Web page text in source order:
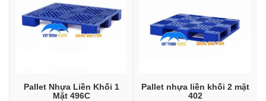
Pallet Nhựa Liền Khối 1
Mặt 496C
Pallet nhựa liền khối 2 mặt
402